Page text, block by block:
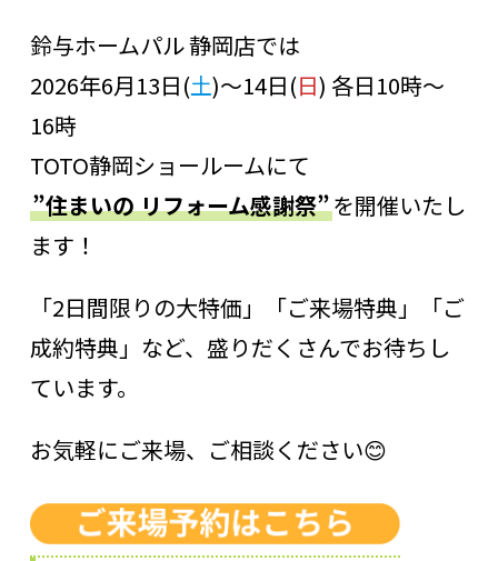
鈴与ホームパル 静岡店では
2026年6月13日(土)～14日(日) 各日10時～
16時
TOTO静岡ショールームにて
”住まいの リフォーム感謝祭”を開催いたし
ます！
「2日間限りの大特価」「ご来場特典」「ご
成約特典」など、盛りだくさんでお待ちし
ています。
お気軽にご来場、ご相談ください😊